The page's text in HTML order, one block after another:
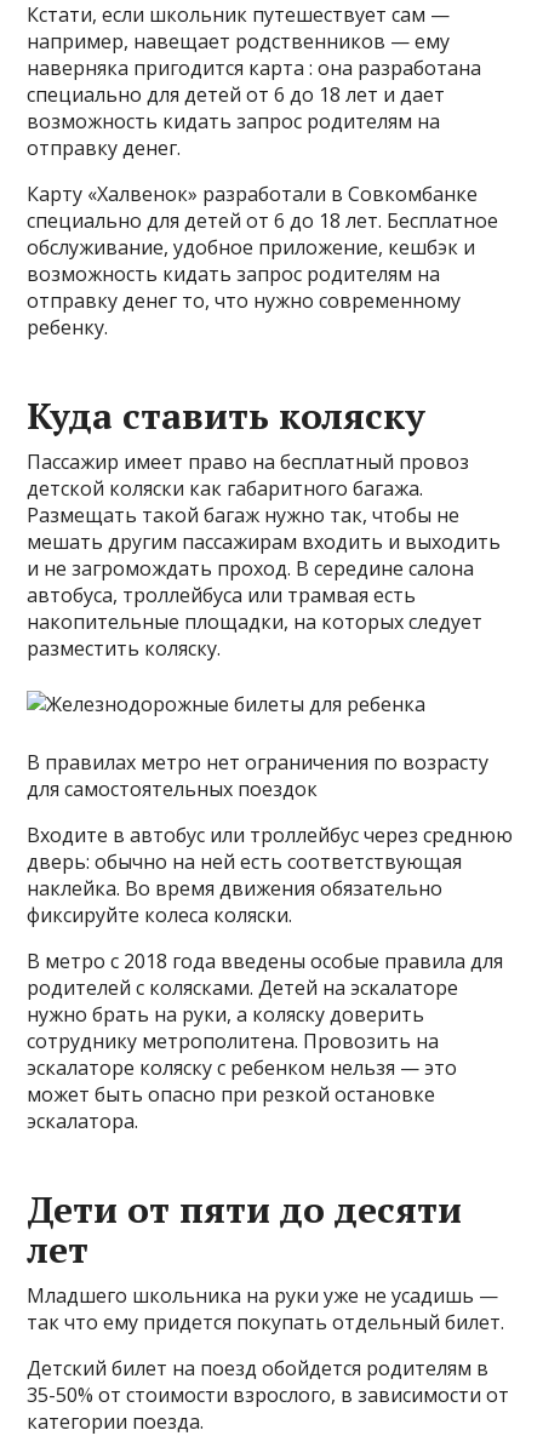
Кстати, если школьник путешествует сам —
например, навещает родственников — ему
наверняка пригодится карта : она разработана
специально для детей от 6 до 18 лет и дает
возможность кидать запрос родителям на
отправку денег.
Карту «Халвенок» разработали в Совкомбанке
специально для детей от 6 до 18 лет. Бесплатное
обслуживание, удобное приложение, кешбэк и
возможность кидать запрос родителям на
отправку денег то, что нужно современному
ребенку.
Куда ставить коляску
Пассажир имеет право на бесплатный провоз
детской коляски как габаритного багажа.
Размещать такой багаж нужно так, чтобы не
мешать другим пассажирам входить и выходить
и не загромождать проход. В середине салона
автобуса, троллейбуса или трамвая есть
накопительные площадки, на которых следует
разместить коляску.
В правилах метро нет ограничения по возрасту
для самостоятельных поездок
Входите в автобус или троллейбус через среднюю
дверь: обычно на ней есть соответствующая
наклейка. Во время движения обязательно
фиксируйте колеса коляски.
В метро с 2018 года введены особые правила для
родителей с колясками. Детей на эскалаторе
нужно брать на руки, а коляску доверить
сотруднику метрополитена. Провозить на
эскалаторе коляску с ребенком нельзя — это
может быть опасно при резкой остановке
эскалатора.
Дети от пяти до десяти
лет
Младшего школьника на руки уже не усадишь —
так что ему придется покупать отдельный билет.
Детский билет на поезд обойдется родителям в
35-50% от стоимости взрослого, в зависимости от
категории поезда.